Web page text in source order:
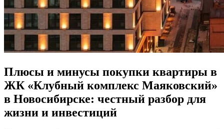
Плюсы и минусы покупки квартиры в
ЖК «Клубный комплекс Маяковский»
в Новосибирске: честный разбор для
жизни и инвестиций